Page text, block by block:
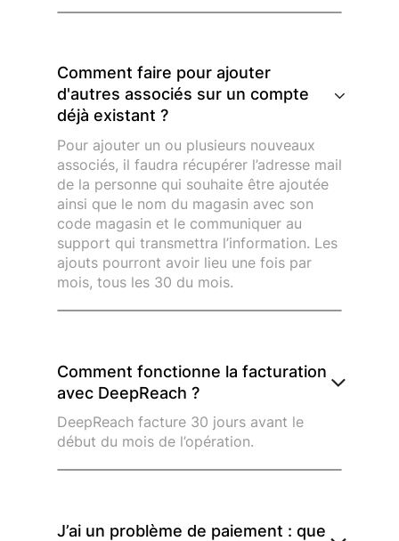
Comment faire pour ajouter
d'autres associés sur un compte
déjà existant ?
Pour ajouter un ou plusieurs nouveaux
associés, il faudra récupérer l’adresse mail
de la personne qui souhaite être ajoutée
ainsi que le nom du magasin avec son
code magasin et le communiquer au
support qui transmettra l’information. Les
ajouts pourront avoir lieu une fois par
mois, tous les 30 du mois.
Comment fonctionne la facturation
avec DeepReach ?
DeepReach facture 30 jours avant le
début du mois de l’opération.
J’ai un problème de paiement : que